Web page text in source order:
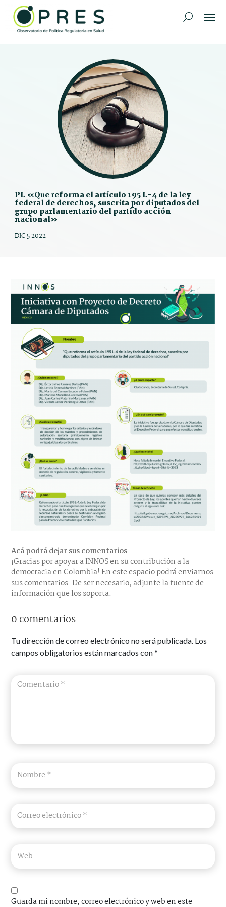
PL «Que reforma el artículo 195 L-4 de la ley
federal de derechos, suscrita por diputados del
grupo parlamentario del partido acción
nacional»
DIC 5 2022
Acá podrá dejar sus comentarios
¡Gracias por apoyar a INNOS en su contribución a la
democracia en Colombia! En este espacio podrá enviarnos
sus comentarios. De ser necesario, adjunte la fuente de
información que los soporta.
0 comentarios
Tu dirección de correo electrónico no será publicada. Los
campos obligatorios están marcados con*
Guarda mi nombre, correo electrónico y web en este